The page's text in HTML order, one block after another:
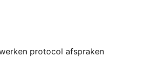
protocol afspraken